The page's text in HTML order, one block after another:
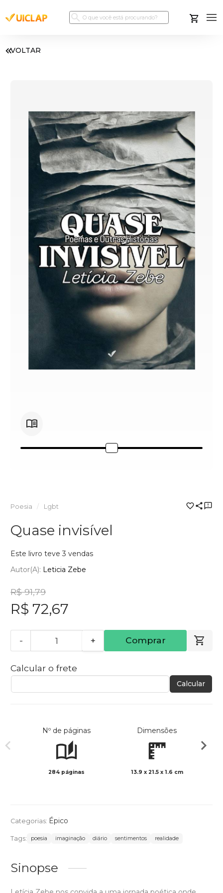
VOLTAR
Poesia Lgbt
Quase invisível
Este livro teve 3 vendas
Autor(a): Leticia Zebe
R$ 91,79
R$ 72,67
- + Comprar
Calcular o frete
Calcular
Nº de páginas
284 páginas
Dimensões
13.9 x 21.5 x 1.6 cm
Categorias: Épico
Tags: poesia imaginação diário sentimentos realidade
Sinopse